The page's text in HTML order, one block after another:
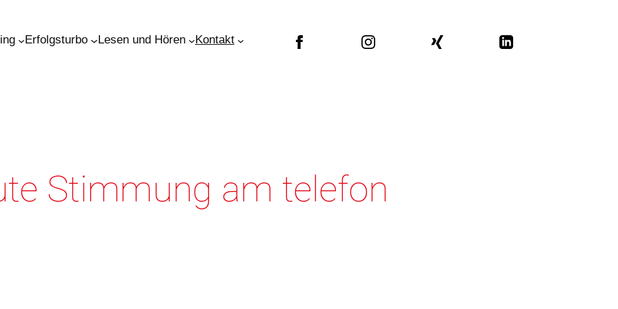
Erfolgsturbo Lesen und Hören Kontakt
Stimmung am telefon